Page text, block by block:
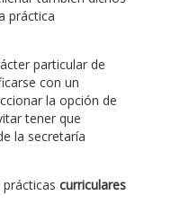
práctica
particular de
con un
la opción de
tener que
la secretaría
curriculares